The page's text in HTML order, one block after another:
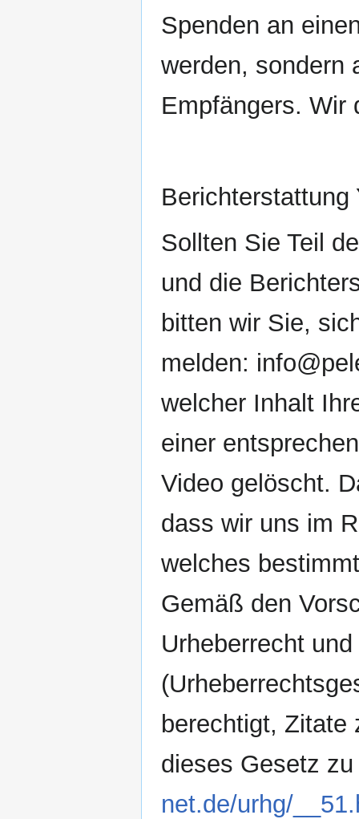
Spenden an
werden, sondern
Empfängers. Wir
Berichterstattung
Sollten Sie Teil
und die
bitten wir Sie,
melden:
welcher Inhalt
einer
Video gelöscht.
dass wir uns im
welches
Gemäß den
Urheberrecht
berechtigt, Zitate
dieses Gesetz
net.de/urhg/